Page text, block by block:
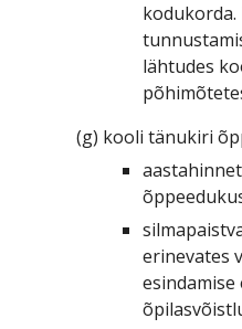
lähtudes
(g) kooli tänukiri
erinevates
esindamise